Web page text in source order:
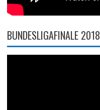
BUNDESLIGAFINALE 2018